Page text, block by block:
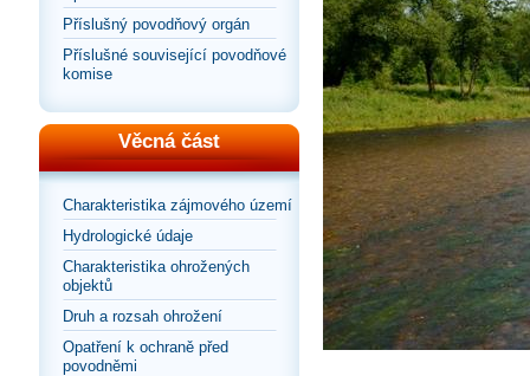
Příslušný povodňový orgán
Příslušné související povodňové
komise
Věcná část
Charakteristika zájmového území
Hydrologické údaje
Charakteristika ohrožených
objektů
Druh a rozsah ohrožení
Opatření k ochraně před
povodněmi